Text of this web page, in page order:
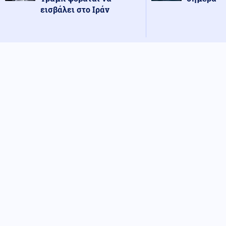
εισβάλει στο Ιράν